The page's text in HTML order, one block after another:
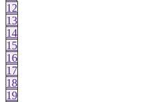
12
13
14
15
16
17
18
19